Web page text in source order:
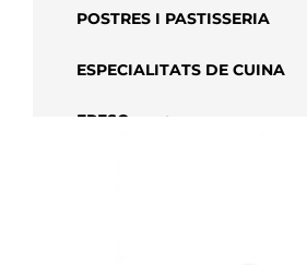
POSTRES I PASTISSERIA
ESPECIALITATS DE CUINA
FRESC